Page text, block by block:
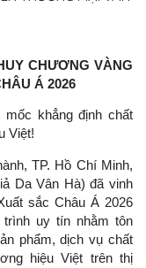
CHƯƠNG VÀNG
Á 2026
khẳng định chất
Việt!
TP. Hồ Chí Minh,
Da Vân Hà) đã vinh
sắc Châu Á 2026
trình uy tín nhằm tôn
phẩm, dịch vụ chất
hiệu Việt trên thị